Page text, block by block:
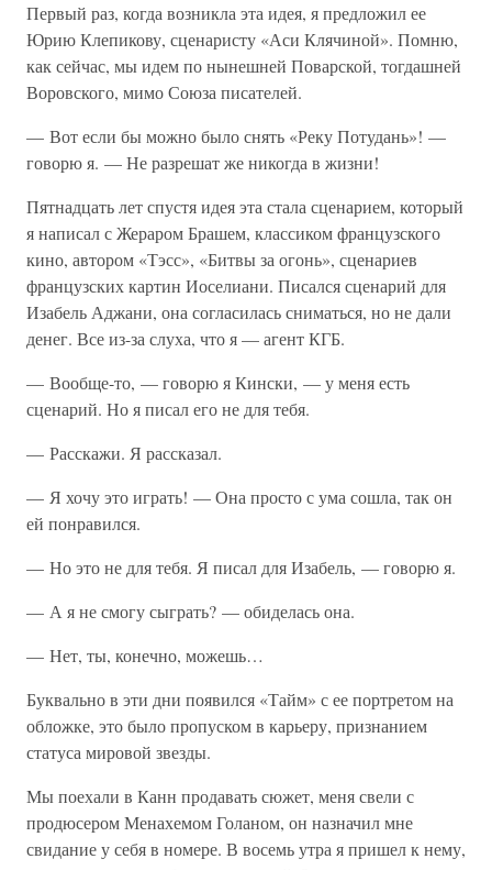
Первый раз, когда возникла эта идея, я предложил ее
Юрию Клепикову, сценаристу «Аси Клячиной». Помню,
как сейчас, мы идем по нынешней Поварской, тогдашней
Воровского, мимо Союза писателей.
— Вот если бы можно было снять «Реку Потудань»! —
говорю я. — Не разрешат же никогда в жизни!
Пятнадцать лет спустя идея эта стала сценарием, который
я написал с Жераром Брашем, классиком французского
кино, автором «Тэсс», «Битвы за огонь», сценариев
французских картин Иоселиани. Писался сценарий для
Изабель Аджани, она согласилась сниматься, но не дали
денег. Все из-за слуха, что я — агент КГБ.
— Вообще-то, — говорю я Кински, — у меня есть
сценарий. Но я писал его не для тебя.
— Расскажи. Я рассказал.
— Я хочу это играть! — Она просто с ума сошла, так он
ей понравился.
— Но это не для тебя. Я писал для Изабель, — говорю я.
— А я не смогу сыграть? — обиделась она.
— Нет, ты, конечно, можешь…
Буквально в эти дни появился «Тайм» с ее портретом на
обложке, это было пропуском в карьеру, признанием
статуса мировой звезды.
Мы поехали в Канн продавать сюжет, меня свели с
продюсером Менахемом Голаном, он назначил мне
свидание у себя в номере. В восемь утра я пришел к нему,